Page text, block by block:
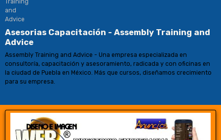
Asesorias Capacitación - Assembly Training and
Advice
Assembly Training and Advice - Una empresa especializada en
consultoría, capacitación y asesoramiento, radicada y con oficinas en
la ciudad de Puebla en México. Más que cursos, diseñamos crecimiento
para su empresa.